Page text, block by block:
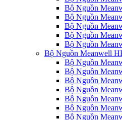
Bộ Nguồn
Bộ Nguồn
Bộ Nguồn
Bộ Nguồn
Bộ Nguồn
Bộ Nguồn Meanwell
Bộ Nguồn
Bộ Nguồn
Bộ Nguồn
Bộ Nguồn
Bộ Nguồn
Bộ Nguồn
Bộ Nguồn